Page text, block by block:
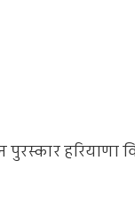
पुरस्कार हरियाणा